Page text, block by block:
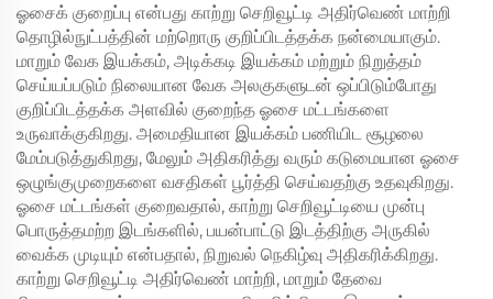
ஓசைக் குறைப்பு என்பது காற்று செறிவூட்டி அதிர்வெண் மாற்றி
தொழில்நுட்பத்தின் மற்றொரு குறிப்பிடத்தக்க நன்மையாகும்.
மாறும் வேக இயக்கம், அடிக்கடி இயக்கம் மற்றும் நிறுத்தம்
செய்யப்படும் நிலையான வேக அலகுகளுடன் ஒப்பிடும்போது
குறிப்பிடத்தக்க அளவில் குறைந்த ஓசை மட்டங்களை
உருவாக்குகிறது. அமைதியான இயக்கம் பணியிட சூழலை
மேம்படுத்துகிறது, மேலும் அதிகரித்து வரும் கடுமையான ஓசை
ஒழுங்குமுறைகளை வசதிகள் பூர்த்தி செய்வதற்கு உதவுகிறது.
ஓசை மட்டங்கள் குறைவதால், காற்று செறிவூட்டியை முன்பு
பொருத்தமற்ற இடங்களில், பயன்பாட்டு இடத்திற்கு அருகில்
வைக்க முடியும் என்பதால், நிறுவல் நெகிழ்வு அதிகரிக்கிறது.
காற்று செறிவூட்டி அதிர்வெண் மாற்றி, மாறும் தேவை